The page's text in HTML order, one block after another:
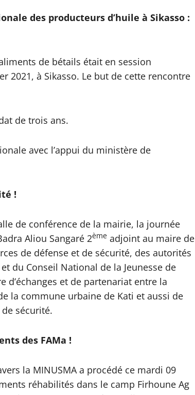
des producteurs d’huile à Sikasso :
de bétails était en session
2021, à Sikasso. Le but de cette rencontre
de trois ans.
avec l’appui du ministère de
!
de conférence de la mairie, la journée
Aliou Sangaré 2ème adjoint au maire de
de défense et de sécurité, des autorités
du Conseil National de la Jeunesse de
d’échanges et de partenariat entre la
la commune urbaine de Kati et aussi de
sécurité.
des FAMa !
la MINUSMA a procédé ce mardi 09
réhabilités dans le camp Firhoune Ag